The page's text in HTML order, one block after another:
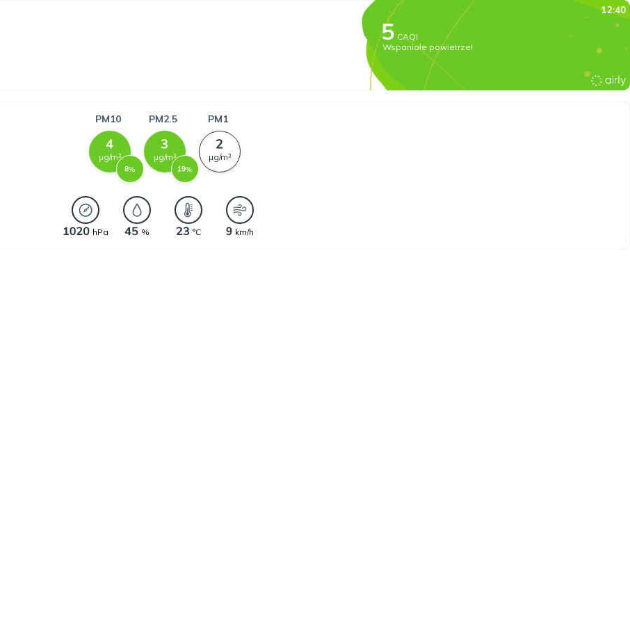
12:40
CAQI
Wspaniałe powietrze!
PM10
µg/m³
%
PM2.5
µg/m³
%
PM1
µg/m³
hPa % °C km/h